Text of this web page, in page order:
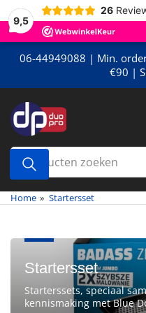
9,5
26
Meteen
naar
de
content06-44949088 | Min.
€90 |
Producten
zoeken
Home » Startersset
Startersset
Starterssets, speciaal
kennismaking met Blue